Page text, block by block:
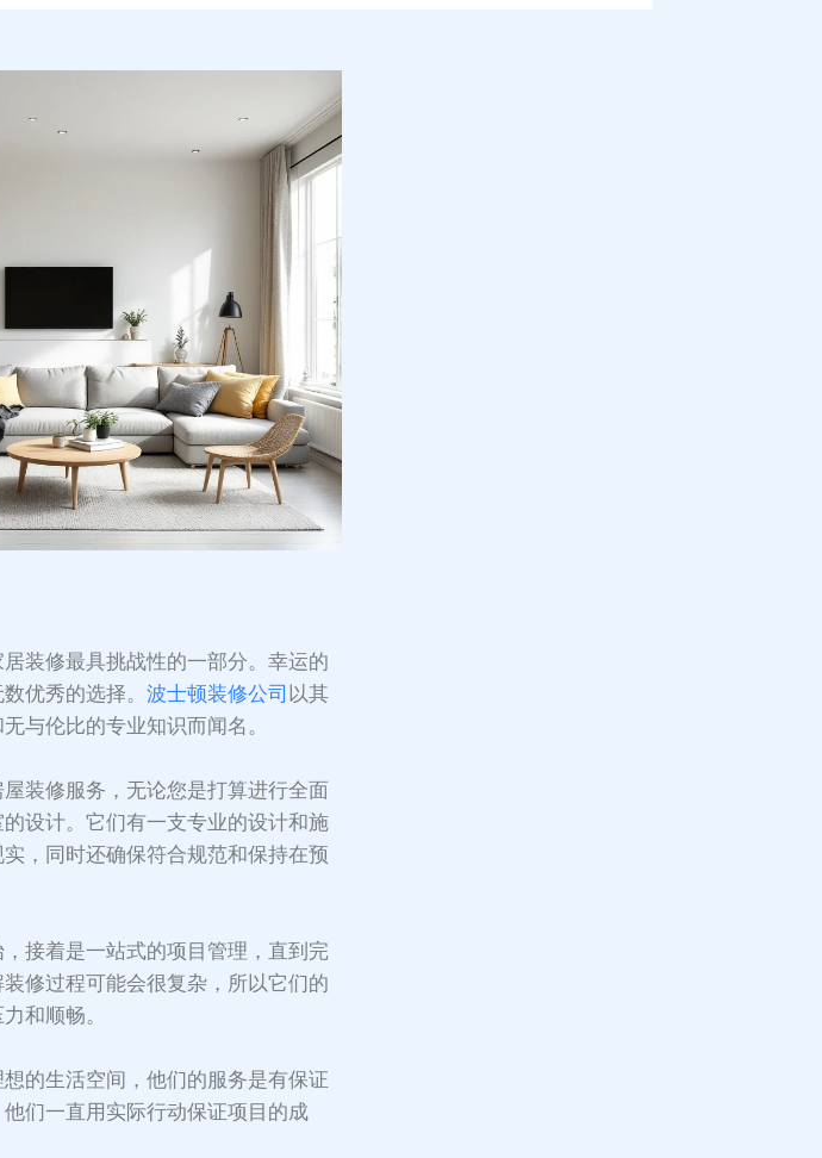
装修最具挑战性的一部分。幸运的
优秀的选择。波士顿装修公司以其
与伦比的专业知识而闻名。
装修服务，无论您是打算进行全面
设计。它们有一支专业的设计和施
，同时还确保符合规范和保持在预
接着是一站式的项目管理，直到完
修过程可能会很复杂，所以它们的
和顺畅。
的生活空间，他们的服务是有保证
们一直用实际行动保证项目的成